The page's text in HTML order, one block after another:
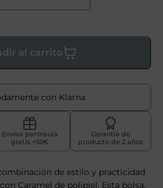
al carrito
con Klarna
Envíos península
gratis +50€
Garantía de
producto de 2 años
de estilo y practicidad
Caramel de polipiel. Esta bolsa,